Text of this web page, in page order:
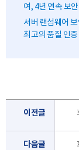
여, 4년 연속 보
서버 랜섬웨어
최고의 품질 인증
이전글
다음글